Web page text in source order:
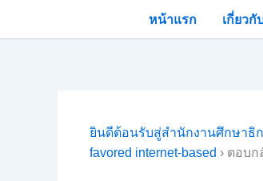
หน้าแรก เกี่ยวกั
ยินดีต้อนรับสู่สำนักงานศึกษาธิ
favored internet-based › ตอบก